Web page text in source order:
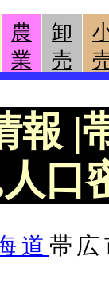
農
業
卸
売
報 |
口
道 帯